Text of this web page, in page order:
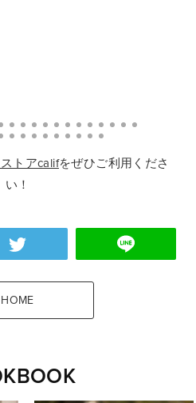
トアcalifをぜひご利用くださ
い！
HOME